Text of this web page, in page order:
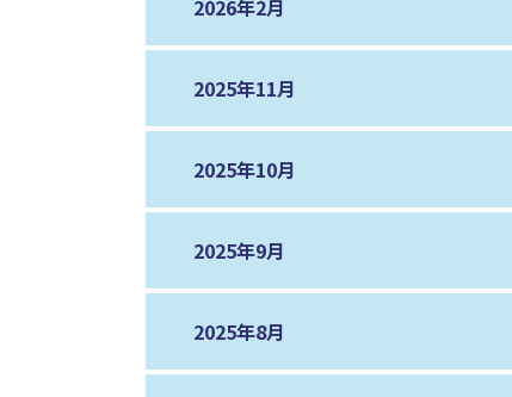
2026年2月
2025年11月
2025年10月
2025年9月
2025年8月